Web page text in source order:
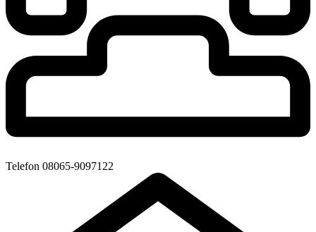
Telefon 08065-9097122